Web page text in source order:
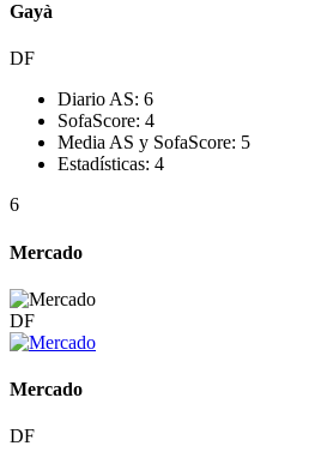
Gayà
DF
Diario AS: 6
SofaScore: 4
Media AS y SofaScore: 5
Estadísticas: 4
6
Mercado
DF
Mercado
DF